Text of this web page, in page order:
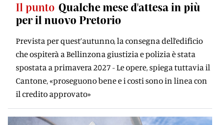
Il punto Qualche mese d'attesa in più
per il nuovo Pretorio
Prevista per quest’autunno, la consegna dell’edificio
che ospiterà a Bellinzona giustizia e polizia è stata
spostata a primavera 2027 - Le opere, spiega tuttavia il
Cantone, «proseguono bene e i costi sono in linea con
il credito approvato»